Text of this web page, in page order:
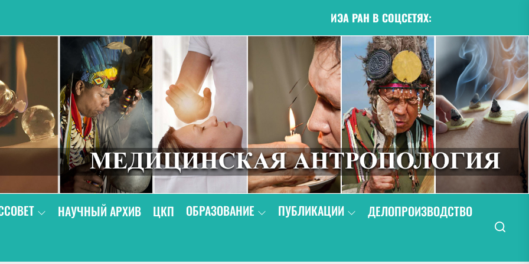
ИЭА РАН В СОЦСЕТЯХ:
НАУЧНЫЙ АРХИВ ЦКП ОБРАЗОВАНИЕ ПУБЛИКАЦИИ
ДЕЛОПРОИЗВОДСТВО